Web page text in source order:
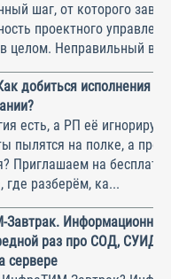
шаг, от которого
проектного
целом. Неправильный
добиться исполнения
есть, а РП её
пылятся на полке, а
Приглашаем на
где разберём, ка...
Завтрак.
раз про СОД, СУИД и
сервере